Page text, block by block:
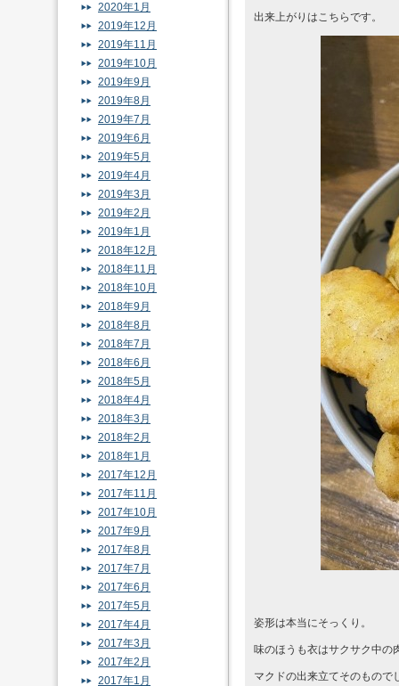
出来上がりはこちらです。
姿形は本当にそっくり。
味のほうも衣はサクサク中の
マクドの出来立てそのもので
2020年1月
2019年12月
2019年11月
2019年10月
2019年9月
2019年8月
2019年7月
2019年6月
2019年5月
2019年4月
2019年3月
2019年2月
2019年1月
2018年12月
2018年11月
2018年10月
2018年9月
2018年8月
2018年7月
2018年6月
2018年5月
2018年4月
2018年3月
2018年2月
2018年1月
2017年12月
2017年11月
2017年10月
2017年9月
2017年8月
2017年7月
2017年6月
2017年5月
2017年4月
2017年3月
2017年2月
2017年1月